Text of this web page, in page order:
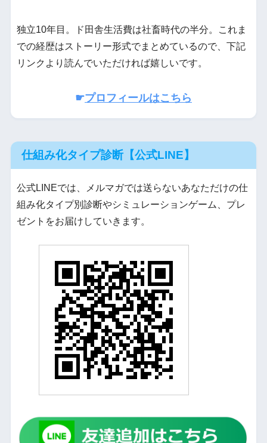
独立10年目。ド田舎生活費は社畜時代の半分。これま
での経歴はストーリー形式でまとめているので、下記
リンクより読んでいただければ嬉しいです。
☛プロフィールはこちら
仕組み化タイプ診断【公式LINE】
公式LINEでは、メルマガでは送らないあなただけの仕
組み化タイプ別診断やシミュレーションゲーム、プレ
ゼントをお届けしていきます。